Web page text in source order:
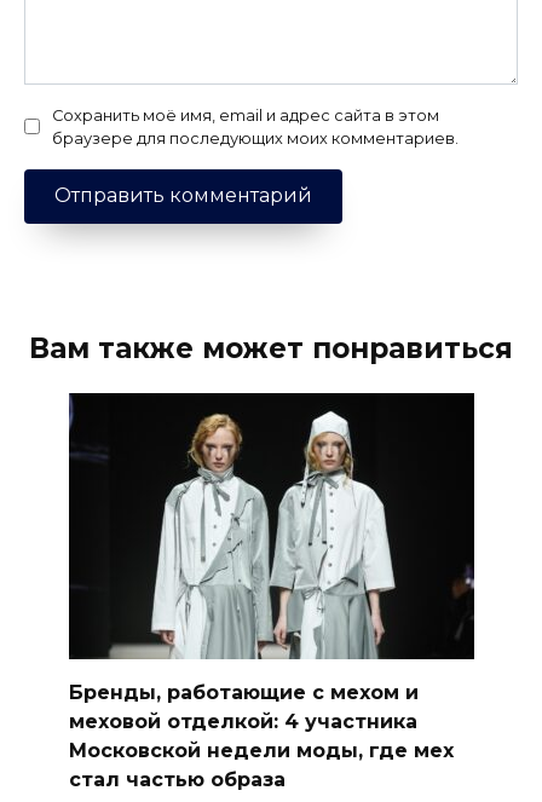
Сохранить моё имя, email и адрес сайта в этом
браузере для последующих моих комментариев.
Вам также может понравиться
Бренды, работающие с мехом и
меховой отделкой: 4 участника
Московской недели моды, где мех
стал частью образа